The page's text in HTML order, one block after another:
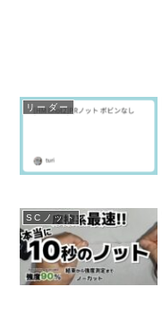
リーダー
SCノット